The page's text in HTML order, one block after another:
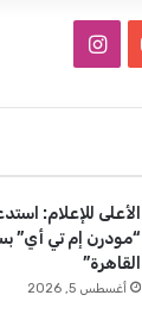
T
u
ق
الأعلى للإعلام:
“مودرن إم تي أي”
القاهرة”
أغسطس 5, 2026